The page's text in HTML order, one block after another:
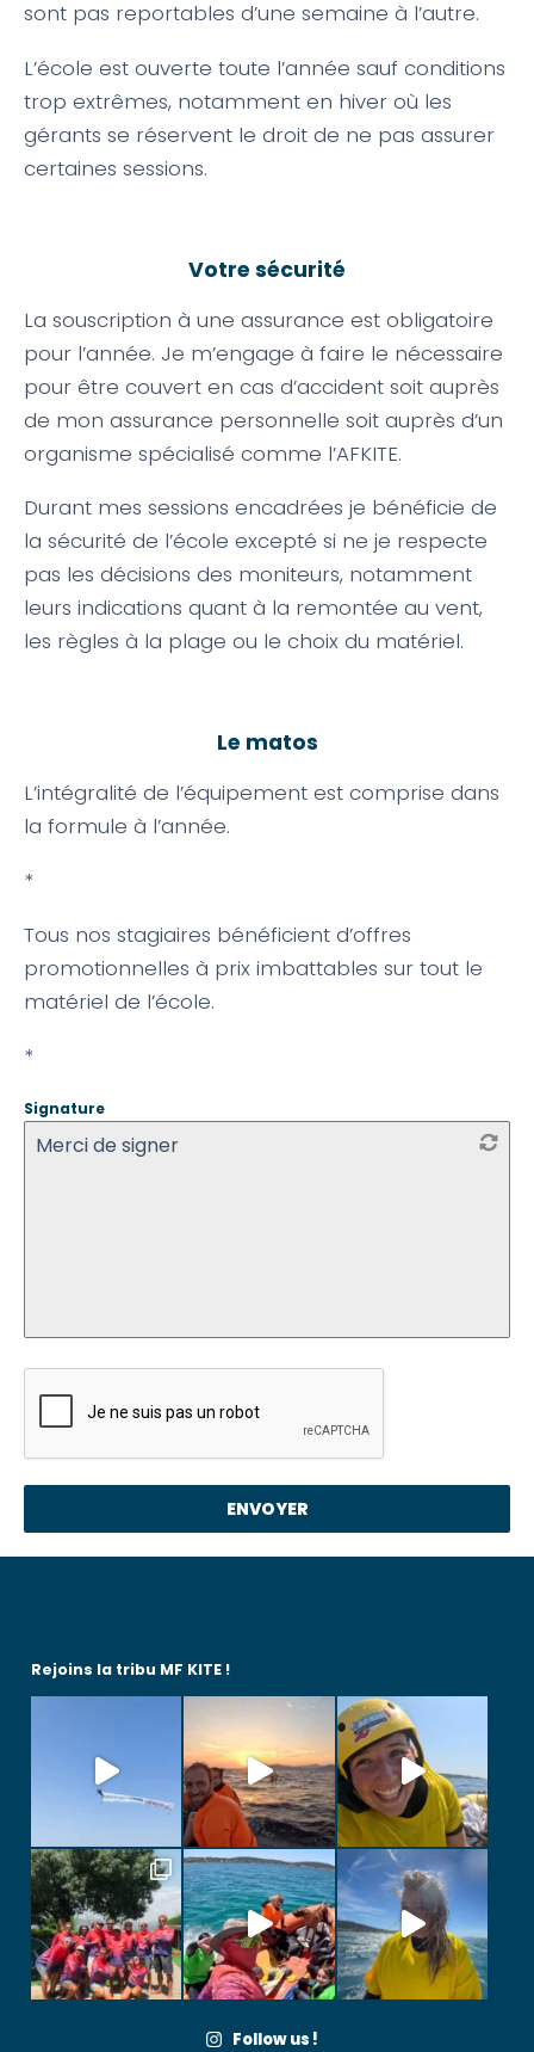
sont pas reportables d’une semaine à l’autre.
L’école est ouverte toute l’année sauf conditions
trop extrêmes, notamment en hiver où les
gérants se réservent le droit de ne pas assurer
certaines sessions.
Votre sécurité
La souscription à une assurance est obligatoire
pour l’année. Je m’engage à faire le nécessaire
pour être couvert en cas d’accident soit auprès
de mon assurance personnelle soit auprès d’un
organisme spécialisé comme l’AFKITE.
Durant mes sessions encadrées je bénéficie de
la sécurité de l’école excepté si ne je respecte
pas les décisions des moniteurs, notamment
leurs indications quant à la remontée au vent,
les règles à la plage ou le choix du matériel.
Le matos
L’intégralité de l’équipement est comprise dans
la formule à l’année.
*
Tous nos stagiaires bénéficient d’offres
promotionnelles à prix imbattables sur tout le
matériel de l’école.
*
Signature
Merci de signer
ENVOYER
Rejoins la tribu MF KITE !
Follow us !